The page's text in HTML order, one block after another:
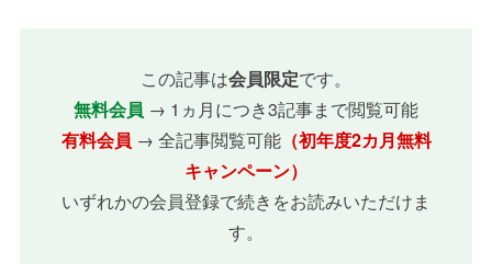
この記事は会員限定です。
無料会員 → 1ヵ月につき3記事まで閲覧可能
有料会員 → 全記事閲覧可能（初年度2カ月無料
キャンペーン）
いずれかの会員登録で続きをお読みいただけま
す。